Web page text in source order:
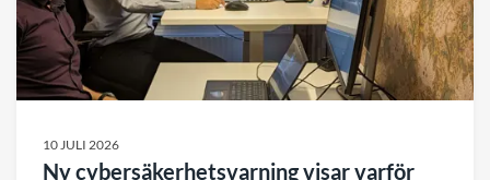
10 JULI 2026
Ny cybersäkerhetsvarning visar varför